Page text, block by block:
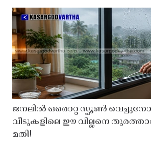
ജനലിൽ ഒരൊറ്റ സ്പൂൺ
വീടുകളിലെ ഈ വില്ലനെ
മതി!